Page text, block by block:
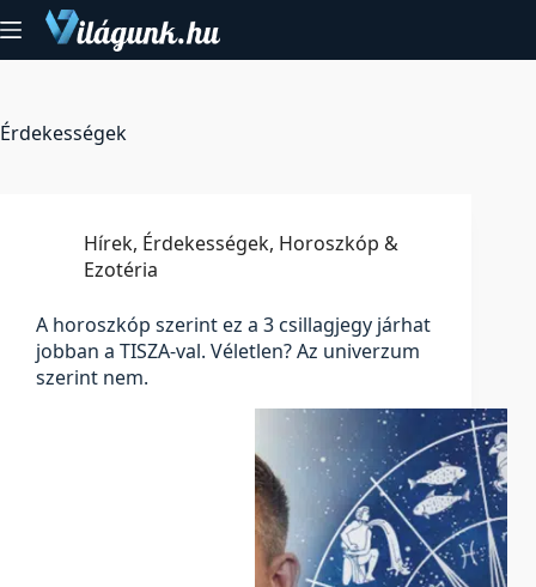
to
content
Érdekességek
Hírek, Érdekességek, Horoszkóp &
Ezotéria
A horoszkóp szerint ez a 3 csillagjegy járhat
jobban a TISZA-val. Véletlen? Az univerzum
szerint nem.